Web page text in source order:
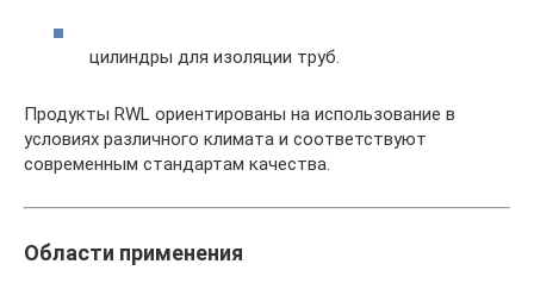
цилиндры для изоляции труб.
Продукты RWL ориентированы на использование в
условиях различного климата и соответствуют
современным стандартам качества.
Области применения